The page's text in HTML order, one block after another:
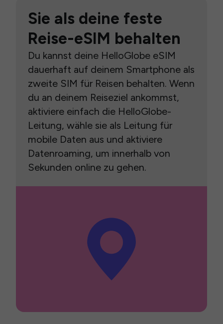
Sie als deine feste
Reise-eSIM behalten
Du kannst deine HelloGlobe eSIM
dauerhaft auf deinem Smartphone als
zweite SIM für Reisen behalten. Wenn
du an deinem Reiseziel ankommst,
aktiviere einfach die HelloGlobe-
Leitung, wähle sie als Leitung für
mobile Daten aus und aktiviere
Datenroaming, um innerhalb von
Sekunden online zu gehen.